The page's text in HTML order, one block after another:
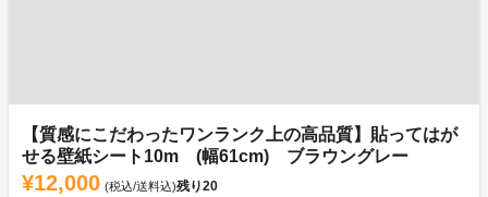
【質感にこだわったワンランク上の高品質】貼ってはが
せる壁紙シート10m (幅61cm) ブラウングレー
¥12,000 (税込/送料込)残り20